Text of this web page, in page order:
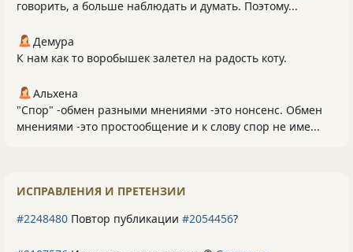
говорить, а больше наблюдать и думать. Поэтому...
Демура
К нам как то воробышек залетел на радость коту.
Альхена
"Спор" -обмен разными мнениями -это нонсенс. Обмен
мнениями -это простообщение и к слову спор не име...
ИСПРАВЛЕНИЯ И ПРЕТЕНЗИИ
#2248480 Повтор публикации #2054456?